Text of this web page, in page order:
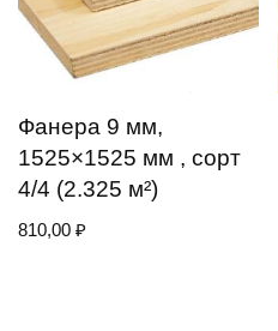
Фанера 9 мм,
1525×1525 мм , сорт
4/4 (2.325 м²)
810,00 ₽